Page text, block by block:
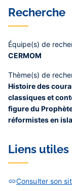
Recherche
Équipe(s) de
CERMOM
Thème(s) de
Histoire des
classiques et
figure du
réformistes en
Liens utiles
Consulter son